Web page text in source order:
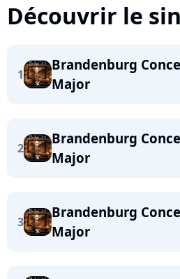
Découvrir le
1
Brandenburg
Major
2
Brandenburg
Major
3
Brandenburg
Major